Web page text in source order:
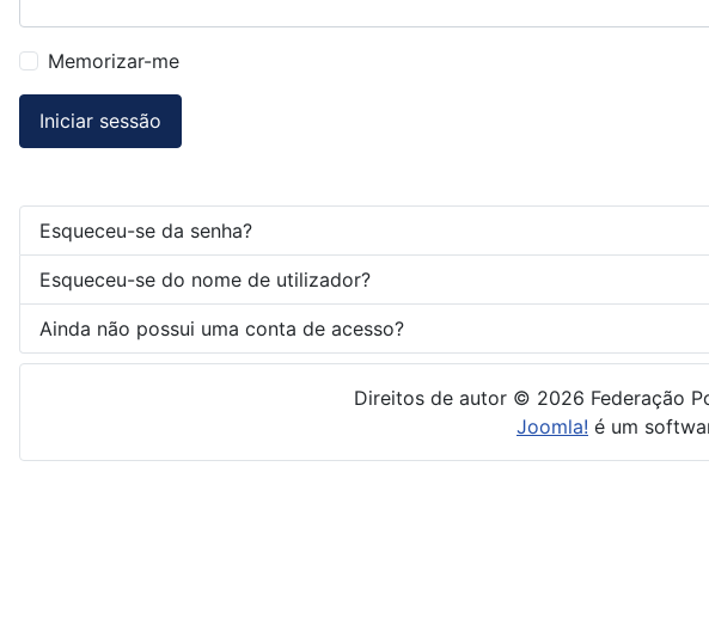
Memorizar-me
Iniciar sessão
Esqueceu-se da senha?
Esqueceu-se do nome de utilizador?
Ainda não possui uma conta de acesso?
Direitos de autor © 2026 Federação
Joomla! é um